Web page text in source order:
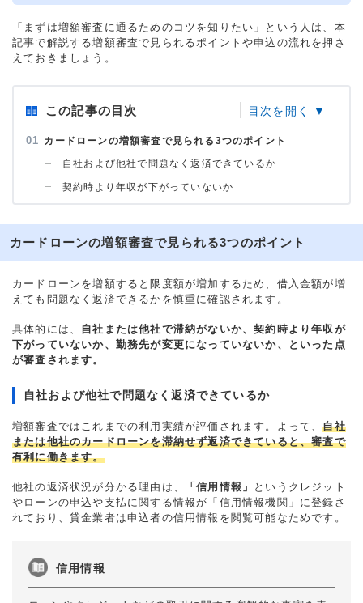
「まずは増額審査に通るためのコツを知りたい」という人は、本
記事で解説する増額審査で見られるポイントや申込の流れを押さ
えておきましょう。
この記事の目次
カードローンの増額審査で見られる3つのポイント
自社および他社で問題なく返済できているか
契約時より年収が下がっていないか
カードローンの増額審査で見られる3つのポイント
カードローンを増額すると限度額が増加するため、借入金額が増
えても問題なく返済できるかを慎重に確認されます。
具体的には、 自社または他社で滞納がないか、契約時より年収が
下がっていないか、勤務先が変更になっていないか、といった点
が審査されます。
自社および他社で問題なく返済できているか
増額審査ではこれまでの利用実績が評価されます。よって、自社
または他社のカードローンを滞納せず返済できていると、審査で
有利に働きます。
他社の返済状況が分かる理由は、 「信用情報」
というクレジット
やローンの申込や支払に関する情報が「信用情報機関」に登録さ
れており、貸金業者は申込者の信用情報を閲覧可能なためです。
信用情報